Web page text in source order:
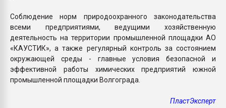
Соблюдение норм природоохранного законодательства
всеми предприятиями, ведущими хозяйственную
деятельность на территории промышленной площадки АО
«КАУСТИК», а также регулярный контроль за состоянием
окружающей среды - главные условия безопасной и
эффективной работы химических предприятий южной
промышленной площадки Волгограда.
ПластЭксперт